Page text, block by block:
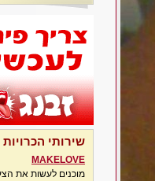
שירותי
MAKELOVE
מוכנים לעשות את